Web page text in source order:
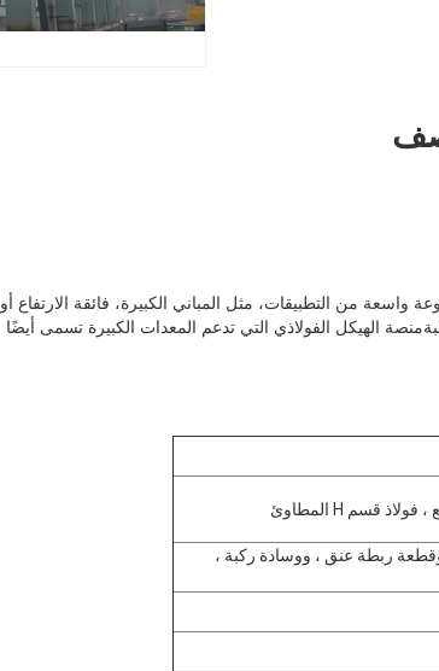
واسعة من التطبيقات، مثل المباني الكبيرة، فائقة الارتفاع أو
الهيكل الفولاذي التي تدعم المعدات الكبيرة تسمى أيضًا
ربطة عنق ، ووسادة ركبة ،